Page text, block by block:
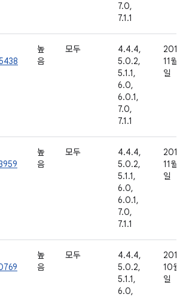
7.0,
7.1.1
높
음
모두
4.4.4,
5.0.2,
5.1.1,
6.0,
6.0.1,
7.0,
7.1.1
2016
11월 7
일
높
음
모두
4.4.4,
5.0.2,
5.1.1,
6.0,
6.0.1,
7.0,
7.1.1
2016
11월 7
일
높
음
모두
4.4.4,
5.0.2,
5.1.1,
6.0,
2016
10월
일